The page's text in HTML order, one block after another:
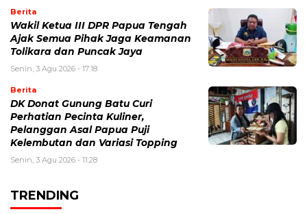
Berita
Wakil Ketua III DPR Papua Tengah
Ajak Semua Pihak Jaga Keamanan
Tolikara dan Puncak Jaya
Senin, 3 Agu 2026 - 17:18
Berita
DK Donat Gunung Batu Curi
Perhatian Pecinta Kuliner,
Pelanggan Asal Papua Puji
Kelembutan dan Variasi Topping
Senin, 3 Agu 2026 - 11:28
TRENDING